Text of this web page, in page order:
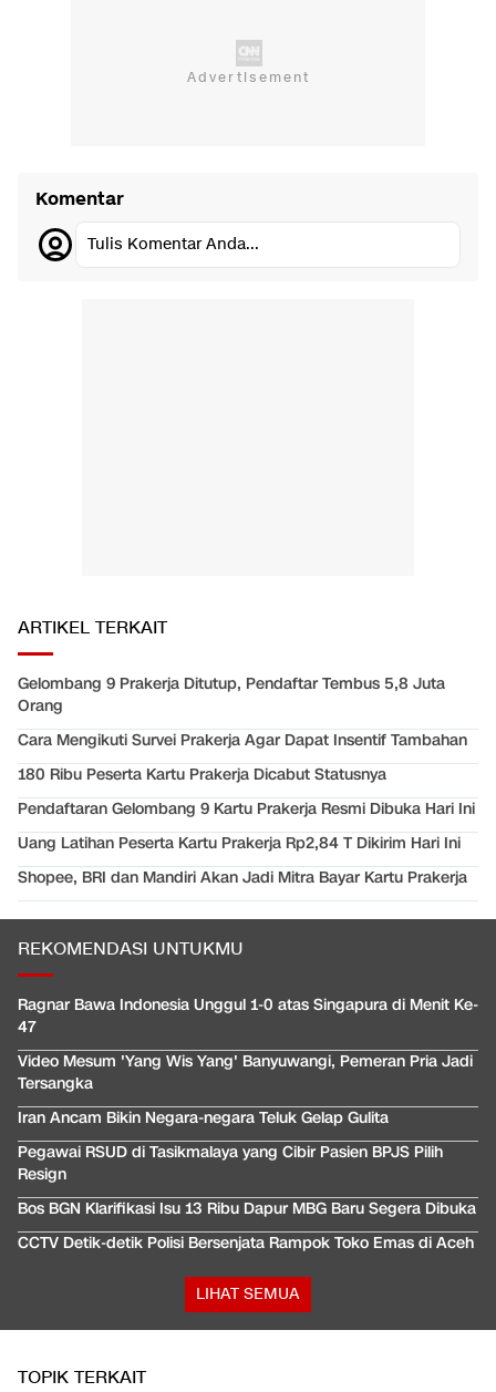
Komentar
Tulis Komentar Anda...
ARTIKEL TERKAIT
Gelombang 9 Prakerja Ditutup, Pendaftar Tembus 5,8 Juta
Orang
Cara Mengikuti Survei Prakerja Agar Dapat Insentif Tambahan
180 Ribu Peserta Kartu Prakerja Dicabut Statusnya
Pendaftaran Gelombang 9 Kartu Prakerja Resmi Dibuka Hari Ini
Uang Latihan Peserta Kartu Prakerja Rp2,84 T Dikirim Hari Ini
Shopee, BRI dan Mandiri Akan Jadi Mitra Bayar Kartu Prakerja
REKOMENDASI UNTUKMU
Ragnar Bawa Indonesia Unggul 1-0 atas Singapura di Menit Ke-
47
Video Mesum 'Yang Wis Yang' Banyuwangi, Pemeran Pria Jadi
Tersangka
Iran Ancam Bikin Negara-negara Teluk Gelap Gulita
Pegawai RSUD di Tasikmalaya yang Cibir Pasien BPJS Pilih
Resign
Bos BGN Klarifikasi Isu 13 Ribu Dapur MBG Baru Segera Dibuka
CCTV Detik-detik Polisi Bersenjata Rampok Toko Emas di Aceh
LIHAT SEMUA
TOPIK TERKAIT